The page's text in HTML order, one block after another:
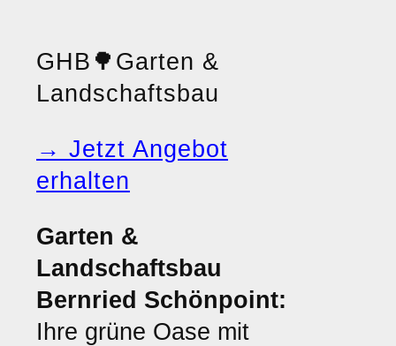
GHB 🌳 Garten &
Landschaftsbau
→ Jetzt Angebot
erhalten
Garten &
Landschaftsbau
Bernried Schönpoint:
Ihre grüne Oase mit